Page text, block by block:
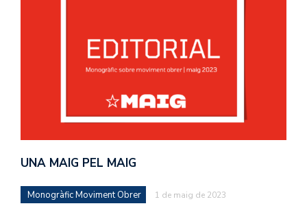
UNA MAIG PEL MAIG
Monogràfic Moviment Obrer 1 de maig de 2023